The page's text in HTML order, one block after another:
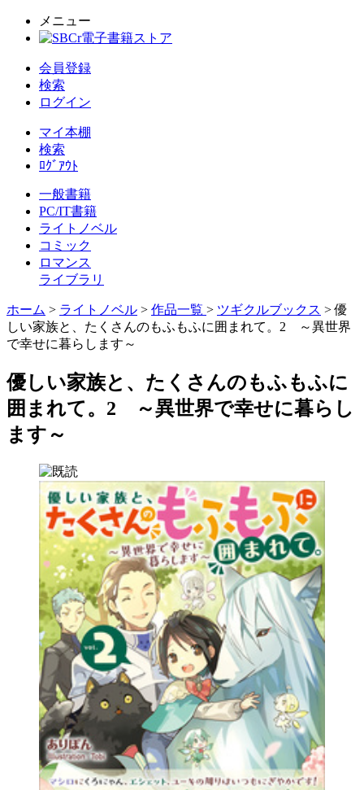
メニュー
会員登録
検索
ログイン
マイ本棚
検索
ﾛｸﾞｱｳﾄ
一般書籍
PC/IT書籍
ライトノベル
コミック
ロマンス
ライブラリ
ホーム > ライトノベル > 作品一覧 > ツギクルブックス > 優
しい家族と、たくさんのもふもふに囲まれて。2 ～異世界
で幸せに暮らします～
優しい家族と、たくさんのもふもふに
囲まれて。2 ～異世界で幸せに暮らし
ます～